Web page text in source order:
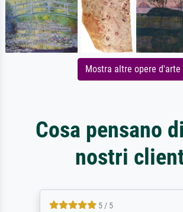
Mostra altre opere d'arte
Cosa pensano
nostri
5 / 5